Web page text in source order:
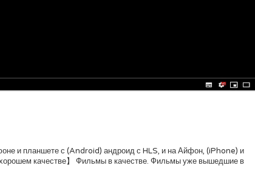
и планшете с (Android) андроид с HLS, и на Айфон, (iPhone) и
качестве】 Фильмы в качестве. Фильмы уже вышедшие в